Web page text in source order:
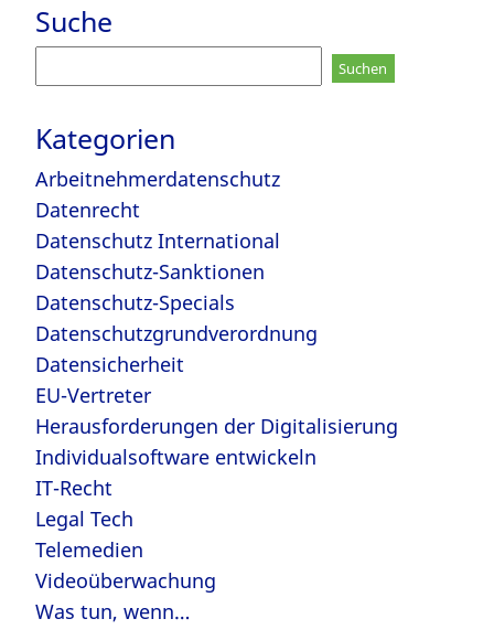
Suche
nach:
Kategorien
Arbeitnehmerdatenschutz
Datenrecht
Datenschutz International
Datenschutz-Sanktionen
Datenschutz-Specials
Datenschutzgrundverordnung
Datensicherheit
EU-Vertreter
Herausforderungen der Digitalisierung
Individualsoftware entwickeln
IT-Recht
Legal Tech
Telemedien
Videoüberwachung
Was tun, wenn…